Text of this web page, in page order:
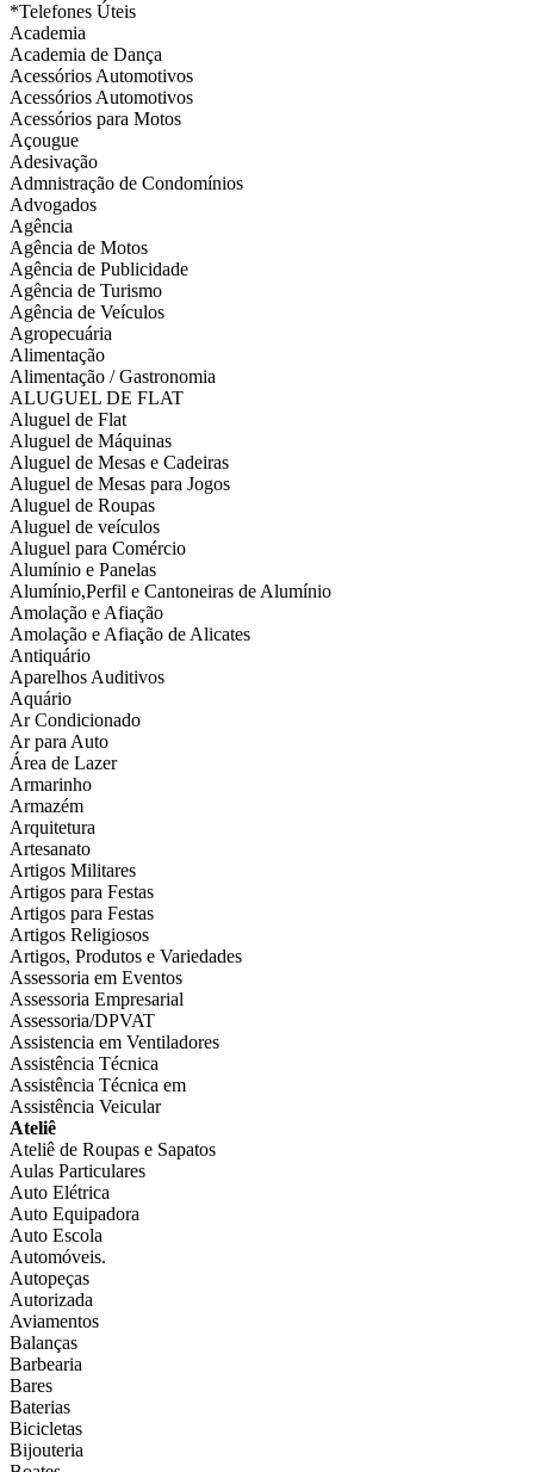
*Telefones Úteis
Academia
Academia de Dança
Acessórios Automotivos
Acessórios Automotivos
Acessórios para Motos
Açougue
Adesivação
Admnistração de Condomínios
Advogados
Agência
Agência de Motos
Agência de Publicidade
Agência de Turismo
Agência de Veículos
Agropecuária
Alimentação
Alimentação / Gastronomia
ALUGUEL DE FLAT
Aluguel de Flat
Aluguel de Máquinas
Aluguel de Mesas e Cadeiras
Aluguel de Mesas para Jogos
Aluguel de Roupas
Aluguel de veículos
Aluguel para Comércio
Alumínio e Panelas
Alumínio,Perfil e Cantoneiras de Alumínio
Amolação e Afiação
Amolação e Afiação de Alicates
Antiquário
Aparelhos Auditivos
Aquário
Ar Condicionado
Ar para Auto
Área de Lazer
Armarinho
Armazém
Arquitetura
Artesanato
Artigos Militares
Artigos para Festas
Artigos para Festas
Artigos Religiosos
Artigos, Produtos e Variedades
Assessoria em Eventos
Assessoria Empresarial
Assessoria/DPVAT
Assistencia em Ventiladores
Assistência Técnica
Assistência Técnica em
Assistência Veicular
Ateliê
Ateliê de Roupas e Sapatos
Aulas Particulares
Auto Elétrica
Auto Equipadora
Auto Escola
Automóveis.
Autopeças
Autorizada
Aviamentos
Balanças
Barbearia
Bares
Baterias
Bicicletas
Bijouteria